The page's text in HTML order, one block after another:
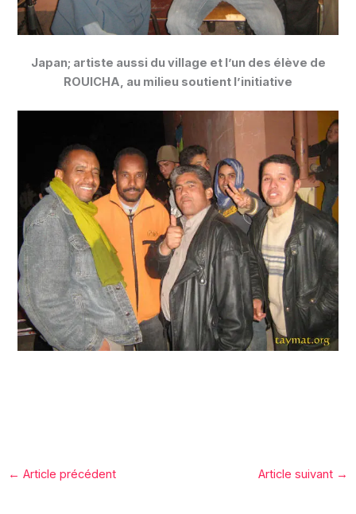
Japan; artiste aussi du village et l’un des élève de
ROUICHA, au milieu soutient l’initiative
← Article précédent Article suivant →